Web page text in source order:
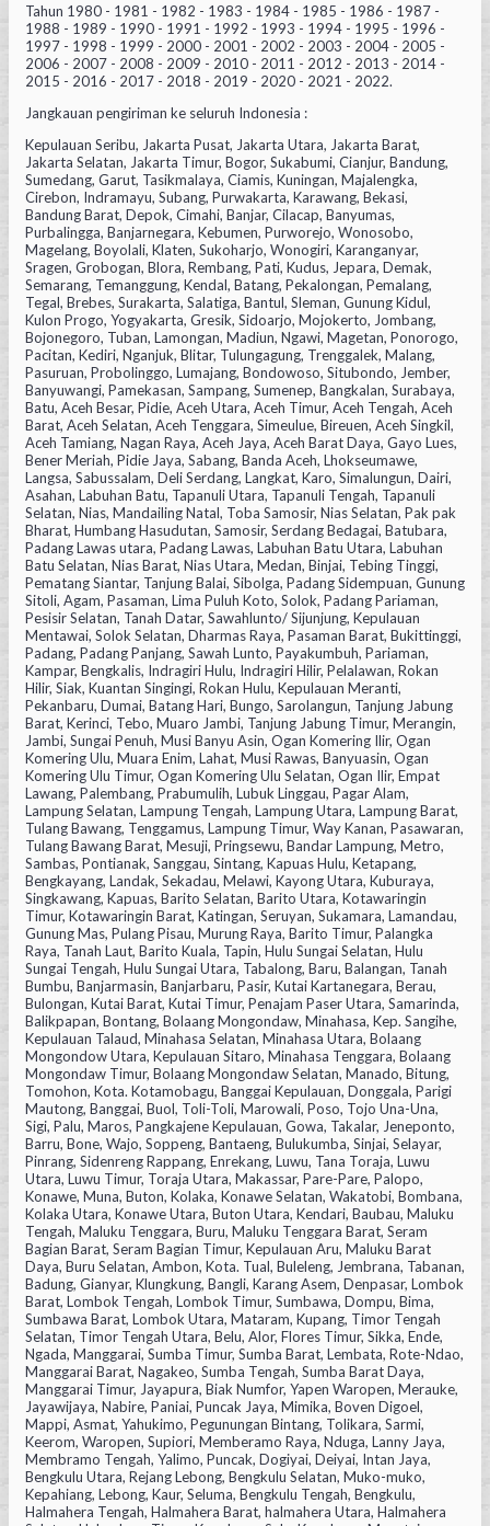
Tahun 1980 - 1981 - 1982 - 1983 - 1984 - 1985 - 1986 - 1987 -
1988 - 1989 - 1990 - 1991 - 1992 - 1993 - 1994 - 1995 - 1996 -
1997 - 1998 - 1999 - 2000 - 2001 - 2002 - 2003 - 2004 - 2005 -
2006 - 2007 - 2008 - 2009 - 2010 - 2011 - 2012 - 2013 - 2014 -
2015 - 2016 - 2017 - 2018 - 2019 - 2020 - 2021 - 2022.
Jangkauan pengiriman ke seluruh Indonesia :
Kepulauan Seribu, Jakarta Pusat, Jakarta Utara, Jakarta Barat,
Jakarta Selatan, Jakarta Timur, Bogor, Sukabumi, Cianjur, Bandung,
Sumedang, Garut, Tasikmalaya, Ciamis, Kuningan, Majalengka,
Cirebon, Indramayu, Subang, Purwakarta, Karawang, Bekasi,
Bandung Barat, Depok, Cimahi, Banjar, Cilacap, Banyumas,
Purbalingga, Banjarnegara, Kebumen, Purworejo, Wonosobo,
Magelang, Boyolali, Klaten, Sukoharjo, Wonogiri, Karanganyar,
Sragen, Grobogan, Blora, Rembang, Pati, Kudus, Jepara, Demak,
Semarang, Temanggung, Kendal, Batang, Pekalongan, Pemalang,
Tegal, Brebes, Surakarta, Salatiga, Bantul, Sleman, Gunung Kidul,
Kulon Progo, Yogyakarta, Gresik, Sidoarjo, Mojokerto, Jombang,
Bojonegoro, Tuban, Lamongan, Madiun, Ngawi, Magetan, Ponorogo,
Pacitan, Kediri, Nganjuk, Blitar, Tulungagung, Trenggalek, Malang,
Pasuruan, Probolinggo, Lumajang, Bondowoso, Situbondo, Jember,
Banyuwangi, Pamekasan, Sampang, Sumenep, Bangkalan, Surabaya,
Batu, Aceh Besar, Pidie, Aceh Utara, Aceh Timur, Aceh Tengah, Aceh
Barat, Aceh Selatan, Aceh Tenggara, Simeulue, Bireuen, Aceh Singkil,
Aceh Tamiang, Nagan Raya, Aceh Jaya, Aceh Barat Daya, Gayo Lues,
Bener Meriah, Pidie Jaya, Sabang, Banda Aceh, Lhokseumawe,
Langsa, Sabussalam, Deli Serdang, Langkat, Karo, Simalungun, Dairi,
Asahan, Labuhan Batu, Tapanuli Utara, Tapanuli Tengah, Tapanuli
Selatan, Nias, Mandailing Natal, Toba Samosir, Nias Selatan, Pak pak
Bharat, Humbang Hasudutan, Samosir, Serdang Bedagai, Batubara,
Padang Lawas utara, Padang Lawas, Labuhan Batu Utara, Labuhan
Batu Selatan, Nias Barat, Nias Utara, Medan, Binjai, Tebing Tinggi,
Pematang Siantar, Tanjung Balai, Sibolga, Padang Sidempuan, Gunung
Sitoli, Agam, Pasaman, Lima Puluh Koto, Solok, Padang Pariaman,
Pesisir Selatan, Tanah Datar, Sawahlunto/ Sijunjung, Kepulauan
Mentawai, Solok Selatan, Dharmas Raya, Pasaman Barat, Bukittinggi,
Padang, Padang Panjang, Sawah Lunto, Payakumbuh, Pariaman,
Kampar, Bengkalis, Indragiri Hulu, Indragiri Hilir, Pelalawan, Rokan
Hilir, Siak, Kuantan Singingi, Rokan Hulu, Kepulauan Meranti,
Pekanbaru, Dumai, Batang Hari, Bungo, Sarolangun, Tanjung Jabung
Barat, Kerinci, Tebo, Muaro Jambi, Tanjung Jabung Timur, Merangin,
Jambi, Sungai Penuh, Musi Banyu Asin, Ogan Komering Ilir, Ogan
Komering Ulu, Muara Enim, Lahat, Musi Rawas, Banyuasin, Ogan
Komering Ulu Timur, Ogan Komering Ulu Selatan, Ogan Ilir, Empat
Lawang, Palembang, Prabumulih, Lubuk Linggau, Pagar Alam,
Lampung Selatan, Lampung Tengah, Lampung Utara, Lampung Barat,
Tulang Bawang, Tenggamus, Lampung Timur, Way Kanan, Pasawaran,
Tulang Bawang Barat, Mesuji, Pringsewu, Bandar Lampung, Metro,
Sambas, Pontianak, Sanggau, Sintang, Kapuas Hulu, Ketapang,
Bengkayang, Landak, Sekadau, Melawi, Kayong Utara, Kuburaya,
Singkawang, Kapuas, Barito Selatan, Barito Utara, Kotawaringin
Timur, Kotawaringin Barat, Katingan, Seruyan, Sukamara, Lamandau,
Gunung Mas, Pulang Pisau, Murung Raya, Barito Timur, Palangka
Raya, Tanah Laut, Barito Kuala, Tapin, Hulu Sungai Selatan, Hulu
Sungai Tengah, Hulu Sungai Utara, Tabalong, Baru, Balangan, Tanah
Bumbu, Banjarmasin, Banjarbaru, Pasir, Kutai Kartanegara, Berau,
Bulongan, Kutai Barat, Kutai Timur, Penajam Paser Utara, Samarinda,
Balikpapan, Bontang, Bolaang Mongondaw, Minahasa, Kep. Sangihe,
Kepulauan Talaud, Minahasa Selatan, Minahasa Utara, Bolaang
Mongondow Utara, Kepulauan Sitaro, Minahasa Tenggara, Bolaang
Mongondaw Timur, Bolaang Mongondaw Selatan, Manado, Bitung,
Tomohon, Kota. Kotamobagu, Banggai Kepulauan, Donggala, Parigi
Mautong, Banggai, Buol, Toli-Toli, Marowali, Poso, Tojo Una-Una,
Sigi, Palu, Maros, Pangkajene Kepulauan, Gowa, Takalar, Jeneponto,
Barru, Bone, Wajo, Soppeng, Bantaeng, Bulukumba, Sinjai, Selayar,
Pinrang, Sidenreng Rappang, Enrekang, Luwu, Tana Toraja, Luwu
Utara, Luwu Timur, Toraja Utara, Makassar, Pare-Pare, Palopo,
Konawe, Muna, Buton, Kolaka, Konawe Selatan, Wakatobi, Bombana,
Kolaka Utara, Konawe Utara, Buton Utara, Kendari, Baubau, Maluku
Tengah, Maluku Tenggara, Buru, Maluku Tenggara Barat, Seram
Bagian Barat, Seram Bagian Timur, Kepulauan Aru, Maluku Barat
Daya, Buru Selatan, Ambon, Kota. Tual, Buleleng, Jembrana, Tabanan,
Badung, Gianyar, Klungkung, Bangli, Karang Asem, Denpasar, Lombok
Barat, Lombok Tengah, Lombok Timur, Sumbawa, Dompu, Bima,
Sumbawa Barat, Lombok Utara, Mataram, Kupang, Timor Tengah
Selatan, Timor Tengah Utara, Belu, Alor, Flores Timur, Sikka, Ende,
Ngada, Manggarai, Sumba Timur, Sumba Barat, Lembata, Rote-Ndao,
Manggarai Barat, Nagakeo, Sumba Tengah, Sumba Barat Daya,
Manggarai Timur, Jayapura, Biak Numfor, Yapen Waropen, Merauke,
Jayawijaya, Nabire, Paniai, Puncak Jaya, Mimika, Boven Digoel,
Mappi, Asmat, Yahukimo, Pegunungan Bintang, Tolikara, Sarmi,
Keerom, Waropen, Supiori, Memberamo Raya, Nduga, Lanny Jaya,
Membramo Tengah, Yalimo, Puncak, Dogiyai, Deiyai, Intan Jaya,
Bengkulu Utara, Rejang Lebong, Bengkulu Selatan, Muko-muko,
Kepahiang, Lebong, Kaur, Seluma, Bengkulu Tengah, Bengkulu,
Halmahera Tengah, Halmahera Barat, halmahera Utara, Halmahera